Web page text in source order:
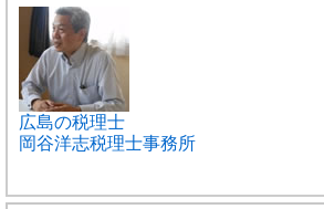
広島の税理士
岡谷洋志税理士事務所